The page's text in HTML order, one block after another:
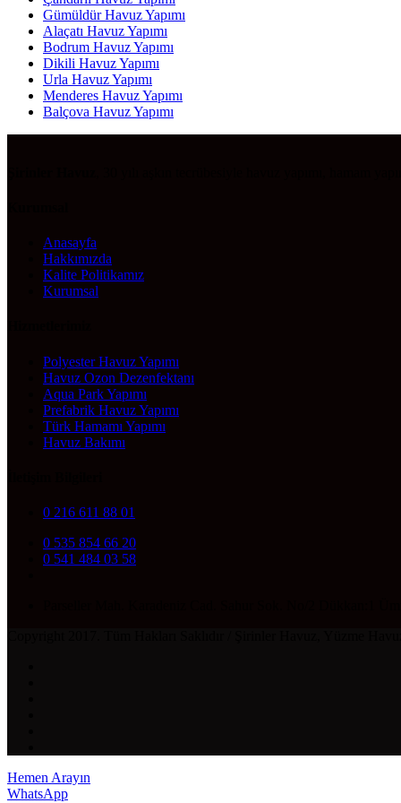
Gümüldür Havuz Yapımı
Alaçatı Havuz Yapımı
Bodrum Havuz Yapımı
Dikili Havuz Yapımı
Urla Havuz Yapımı
Menderes Havuz Yapımı
Balçova Havuz Yapımı
Anasayfa
Hakkımızda
Kalite Politikamız
Kurumsal
Polyester Havuz Yapımı
Havuz Ozon Dezenfektanı
Aqua Park Yapımı
Prefabrik Havuz Yapımı
Türk Hamamı Yapımı
Havuz Bakımı
0 216 611 88 01
0 535 854 66 20
0 541 484 03 58
Hemen Arayın
WhatsApp